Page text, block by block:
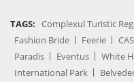
TAGS: Complexul Turistic
Fashion Bride
Feerie
Paradis
Eventus White
International Park